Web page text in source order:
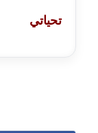
مدونة راقية
تحياتي